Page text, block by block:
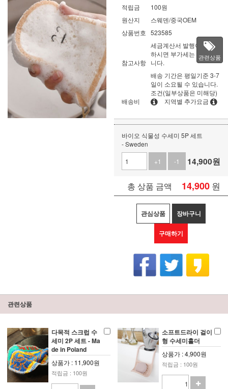
적립금
100원
원산지
스웨덴/중국OEM
상품번호 523585
참고사항
세금계산서 발행이 필요
하시면 부가세는 별도입
니다.
배송비
배송 기간은 평일기준 3-7
일이 소요될 수 있습니다.
조건(일부상품은 미해당)
지역별 추가요금
관련상품
바이오 식물성 수세미 5P 세트
- Sweden
+1
-1 14,900원
총 상품 금액 14,900 원
관심상품 장바구니
구매하기
관련상품
다목적 스크럽 수
세미 2P 세트 - Ma
de in Poland
상품가 : 11,900원
적립금 : 100원
소프트드라이 걸이
형 수세미홀더
상품가 : 4,900원
적립금 : 100원